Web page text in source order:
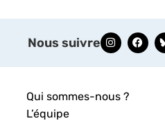
Nous suivre
Qui sommes-nous ?
L’équipe